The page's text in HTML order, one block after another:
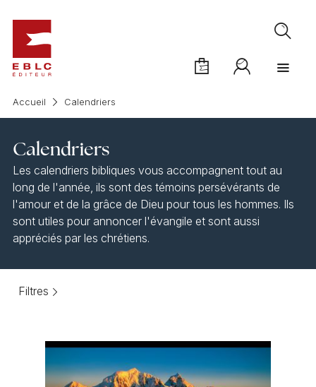
Accueil Calendriers
Calendriers
Les calendriers bibliques vous accompagnent tout au
long de l'année, ils sont des témoins persévérants de
l'amour et de la grâce de Dieu pour tous les hommes. Ils
sont utiles pour annoncer l'évangile et sont aussi
appréciés par les chrétiens.
Filtres